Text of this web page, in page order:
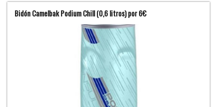
Bidón Camelbak Podium Chill (0,6 litros) por 6€